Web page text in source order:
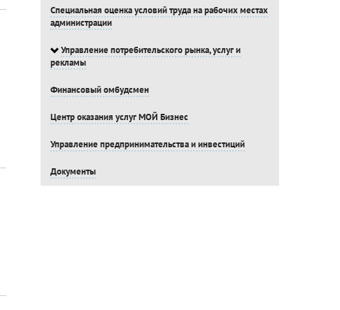
Специальная оценка условий труда на рабочих местах
администрации
Управление потребительского рынка, услуг и
рекламы
Финансовый омбудсмен
Центр оказания услуг МОЙ Бизнес
Управление предпринимательства и инвестиций
Документы